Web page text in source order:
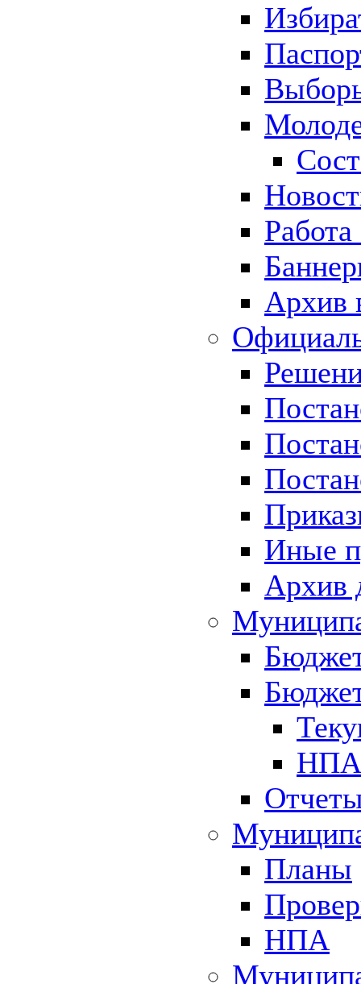
Архив
Иные
Архив
НПА
Планы
НПА